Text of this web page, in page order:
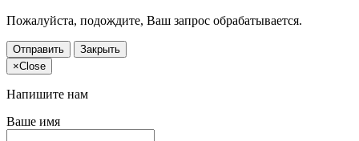
Пожалуйста, подождите, Ваш запрос обрабатывается.
Отправить
Закрыть
×Close
Напишите нам
Ваше имя